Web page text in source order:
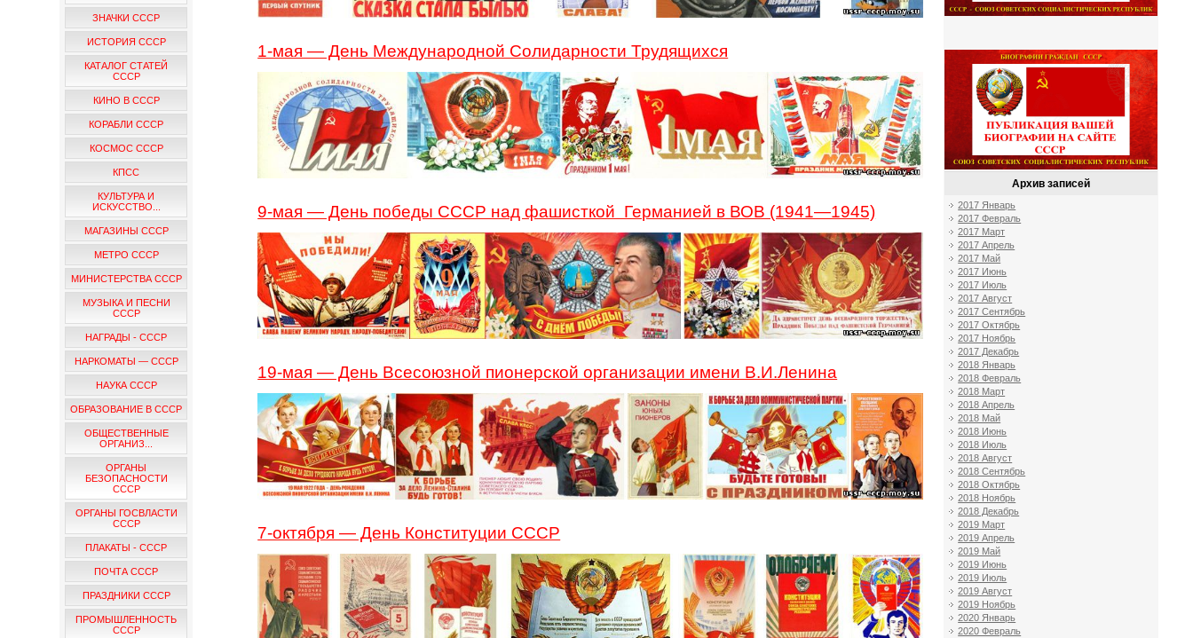
ЗНАЧКИ СССР
ИСТОРИЯ СССР
КАТАЛОГ СТАТЕЙ
СССР
КИНО В СССР
КОРАБЛИ СССР
КОСМОС СССР
КПСС
КУЛЬТУРА И
ИСКУССТВО...
МАГАЗИНЫ СССР
МЕТРО СССР
МИНИСТЕРСТВА СССР
МУЗЫКА И ПЕСНИ
СССР
НАГРАДЫ - СССР
НАРКОМАТЫ — СССР
НАУКА СССР
ОБРАЗОВАНИЕ В СССР
ОБЩЕСТВЕННЫЕ
ОРГАНИЗ...
ОРГАНЫ
БЕЗОПАСНОСТИ
СССР
ОРГАНЫ ГОСВЛАСТИ
СССР
ПЛАКАТЫ - СССР
ПОЧТА СССР
ПРАЗДНИКИ СССР
ПРОМЫШЛЕННОСТЬ
СССР
1-мая — День Международной Солидарности Трудящихся
9-мая — День победы СССР над фашисткой Германией в ВОВ (1941—1945)
19-мая — День Всесоюзной пионерской организации имени В.И.Ленина
7-октября — День Конституции СССР
Архив записей
2017 Январь
2017 Февраль
2017 Март
2017 Апрель
2017 Май
2017 Июнь
2017 Июль
2017 Август
2017 Сентябрь
2017 Октябрь
2017 Ноябрь
2017 Декабрь
2018 Январь
2018 Февраль
2018 Март
2018 Апрель
2018 Май
2018 Июнь
2018 Июль
2018 Август
2018 Сентябрь
2018 Октябрь
2018 Ноябрь
2018 Декабрь
2019 Март
2019 Апрель
2019 Май
2019 Июнь
2019 Июль
2019 Август
2019 Ноябрь
2020 Январь
2020 Февраль